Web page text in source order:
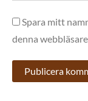
Spara mitt
denna